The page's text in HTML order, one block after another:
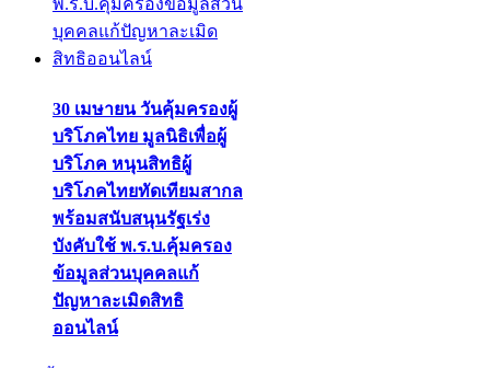
30 เมษายน วันคุ้มครองผู้
บริโภคไทย มูลนิธิเพื่อผู้
บริโภค หนุนสิทธิผู้
บริโภคไทยทัดเทียมสากล
พร้อมสนับสนุนรัฐเร่ง
บังคับใช้ พ.ร.บ.คุ้มครอง
ข้อมูลส่วนบุคคลแก้
ปัญหาละเมิดสิทธิ
ออนไลน์